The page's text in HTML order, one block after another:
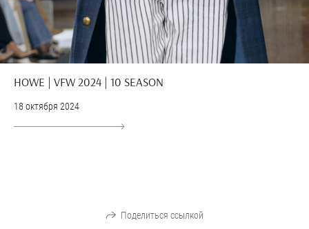
HOWE | VFW 2024 | 10 SEASON
18 октября 2024
Поделиться ссылкой